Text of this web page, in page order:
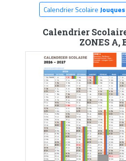
Calendrier Scolaire Jouques
Calendrier
ZONES A,